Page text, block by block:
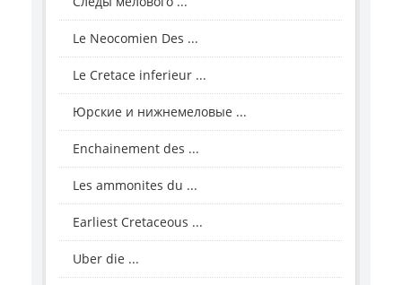
Le Neocomien Des ...
Le Cretace inferieur ...
Юрские и нижнемеловые ...
Enchainement des ...
Les ammonites du ...
Earliest Cretaceous ...
Uber die ...